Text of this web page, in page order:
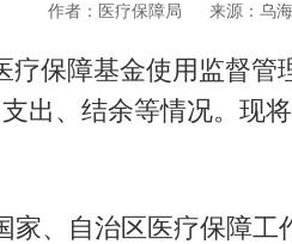
作者：医疗保障局 来源：乌
保障基金使用监督
出、结余等情况。现
、自治区医疗保障